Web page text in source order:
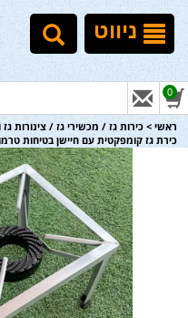
ניווט
0
ראשי > כירות גז / מכשירי גז / צינורות
כירת גז קומפקטית עם חיישן בטיחות